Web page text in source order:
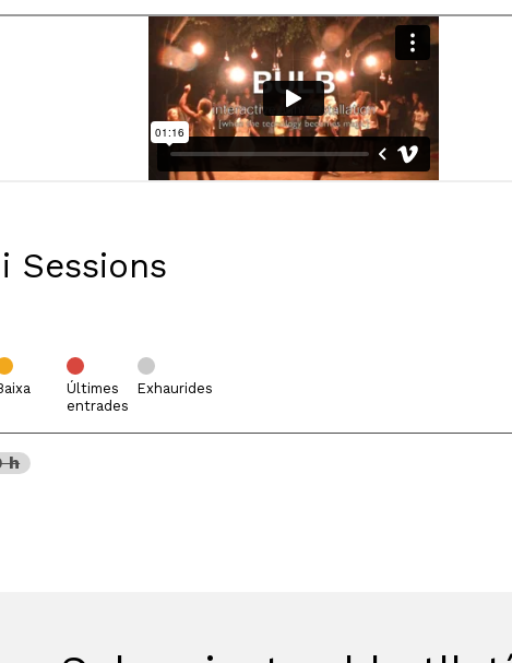
Sessions
Últimes
entrades
Exhaurides
h